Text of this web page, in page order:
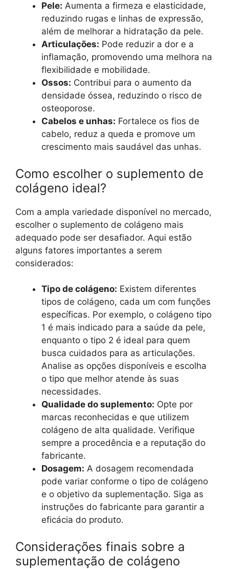
Pele: Aumenta a firmeza e elasticidade,
reduzindo rugas e linhas de expressão,
além de melhorar a hidratação da pele.
Articulações: Pode reduzir a dor e a
inflamação, promovendo uma melhora na
flexibilidade e mobilidade.
Ossos: Contribui para o aumento da
densidade óssea, reduzindo o risco de
osteoporose.
Cabelos e unhas: Fortalece os fios de
cabelo, reduz a queda e promove um
crescimento mais saudável das unhas.
Como escolher o suplemento de
colágeno ideal?
Com a ampla variedade disponível no mercado,
escolher o suplemento de colágeno mais
adequado pode ser desafiador. Aqui estão
alguns fatores importantes a serem
considerados:
Tipo de colágeno: Existem diferentes
tipos de colágeno, cada um com funções
específicas. Por exemplo, o colágeno tipo
1 é mais indicado para a saúde da pele,
enquanto o tipo 2 é ideal para quem
busca cuidados para as articulações.
Analise as opções disponíveis e escolha
o tipo que melhor atende às suas
necessidades.
Qualidade do suplemento: Opte por
marcas reconhecidas e que utilizem
colágeno de alta qualidade. Verifique
sempre a procedência e a reputação do
fabricante.
Dosagem: A dosagem recomendada
pode variar conforme o tipo de colágeno
e o objetivo da suplementação. Siga as
instruções do fabricante para garantir a
eficácia do produto.
Considerações finais sobre a
suplementação de colágeno